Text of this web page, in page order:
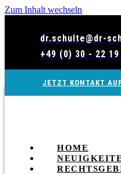
Zum Inhalt wechseln
dr.schulte@dr-
+49 (0) 30 - 22 19
JETZT KONTAKT
HOME